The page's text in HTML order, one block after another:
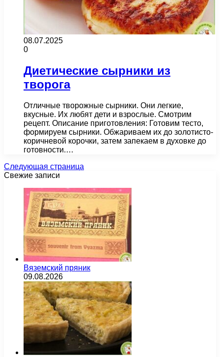
08.07.2025
0
Диетические сырники из
творога
Отличные творожные сырники. Они легкие,
вкусные. Их любят дети и взрослые. Смотрим
рецепт. Описание приготовления: Готовим тесто,
формируем сырники. Обжариваем их до золотисто-
коричневой корочки, затем запекаем в духовке до
готовности.…
Следующая страница
Свежие записи
Вяземский пряник
09.08.2026